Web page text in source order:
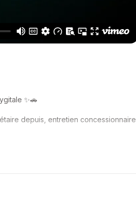
✨🚗
depuis, entretien concessionnaire